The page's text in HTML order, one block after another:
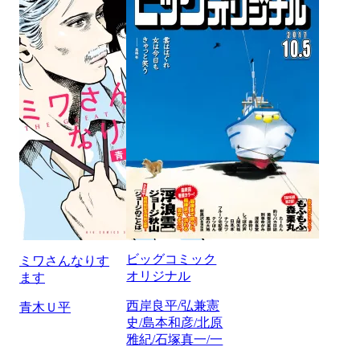
ミワさんなりす
ます
青木Ｕ平
ビッグコミック
オリジナル
西岸良平/弘兼憲
史/島本和彦/北原
雅紀/石塚真一/一